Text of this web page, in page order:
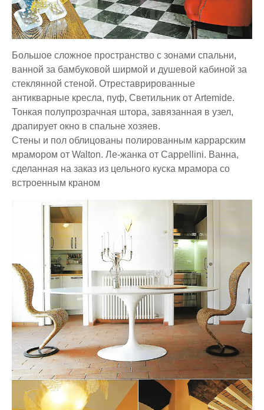
Большое сложное пространство с зонами спальни,
ванной за бамбуковой ширмой и душевой кабиной за
стеклянной стеной. Отреставрированные
антикварные кресла, пуф, Светильник от Artemide.
Тонкая полупрозрачная штора, завязанная в узел,
драпирует окно в спальне хозяев.
Стены и пол облицованы полированным каррарским
мрамором от Walton. Ле-жанка от Cappellini. Ванна,
сделанная на заказ из цельного куска мрамора со
встроенным краном